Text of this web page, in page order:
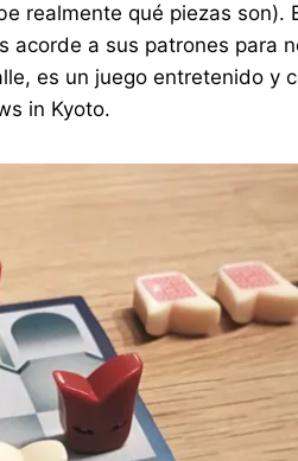
realmente qué piezas
a sus patrones para
es un juego entretenido y
in Kyoto.